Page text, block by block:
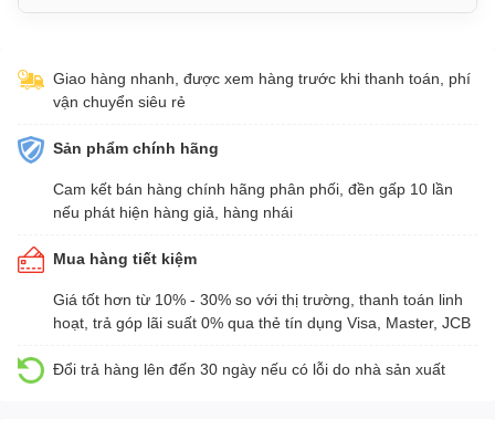
Giao hàng nhanh, được xem hàng trước khi thanh toán, phí
vận chuyển siêu rẻ
Sản phẩm chính hãng
Cam kết bán hàng chính hãng phân phối, đền gấp 10 lần
nếu phát hiện hàng giả, hàng nhái
Mua hàng tiết kiệm
Giá tốt hơn từ 10% - 30% so với thị trường, thanh toán linh
hoạt, trả góp lãi suất 0% qua thẻ tín dụng Visa, Master, JCB
Đổi trả hàng lên đến 30 ngày nếu có lỗi do nhà sản xuất